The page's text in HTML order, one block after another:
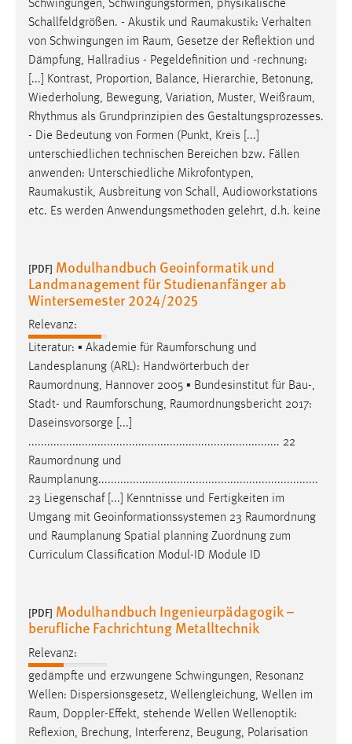
Schwingungen, Schwingungsformen, physikalische
Schallfeldgrößen. - Akustik und Raumakustik: Verhalten
von Schwingungen im Raum, Gesetze der Reflektion und
Dämpfung, Hallradius - Pegeldefinition und -rechnung:
[...] Kontrast, Proportion, Balance, Hierarchie, Betonung,
Wiederholung, Bewegung, Variation, Muster, Weißraum,
Rhythmus als Grundprinzipien des Gestaltungsprozesses.
- Die Bedeutung von Formen (Punkt, Kreis [...]
unterschiedlichen technischen Bereichen bzw. Fällen
anwenden: Unterschiedliche Mikrofontypen,
Raumakustik, Ausbreitung von Schall, Audioworkstations
etc. Es werden Anwendungsmethoden gelehrt, d.h. keine
[PDF] Modulhandbuch Geoinformatik und
Landmanagement für Studienanfänger ab
Wintersemester 2024/2025
Relevanz:
Literatur: ▪ Akademie für Raumforschung und
Landesplanung (ARL): Handwörterbuch der
Raumordnung, Hannover 2005 ▪ Bundesinstitut für Bau-,
Stadt- und Raumforschung, Raumordnungsbericht 2017:
Daseinsvorsorge [...]
................................................................................ 22
Raumordnung und
Raumplanung......................................................................
23 Liegenschaf [...] Kenntnisse und Fertigkeiten im
Umgang mit Geoinformationssystemen 23 Raumordnung
und Raumplanung Spatial planning Zuordnung zum
Curriculum Classification Modul-ID Module ID
[PDF] Modulhandbuch Ingenieurpädagogik –
berufliche Fachrichtung Metalltechnik
Relevanz:
gedämpfte und erzwungene Schwingungen, Resonanz
Wellen: Dispersionsgesetz, Wellengleichung, Wellen im
Raum, Doppler-Effekt, stehende Wellen Wellenoptik:
Reflexion, Brechung, Interferenz, Beugung, Polarisation